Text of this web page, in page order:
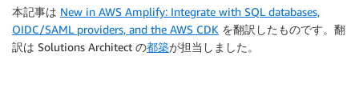
本記事は New in AWS Amplify: Integrate with SQL databases,
OIDC/SAML providers, and the AWS CDK を翻訳したものです。翻
訳は Solutions Architect の都築が担当しました。